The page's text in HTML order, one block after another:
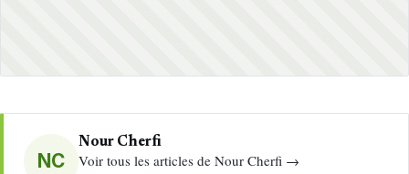
NC
Nour Cherfi
Voir tous les articles de Nour Cherfi →